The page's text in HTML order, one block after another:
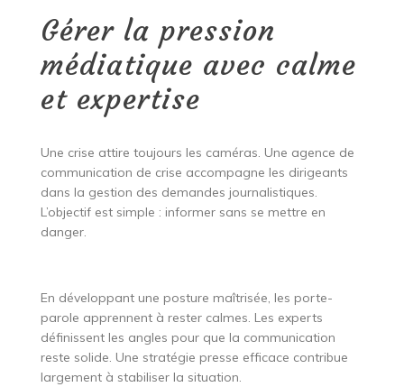
Gérer la pression
médiatique avec calme
et expertise
Une crise attire toujours les caméras. Une agence de
communication de crise accompagne les dirigeants
dans la gestion des demandes journalistiques.
L’objectif est simple : informer sans se mettre en
danger.
En développant une posture maîtrisée, les porte-
parole apprennent à rester calmes. Les experts
définissent les angles pour que la communication
reste solide. Une stratégie presse efficace contribue
largement à stabiliser la situation.